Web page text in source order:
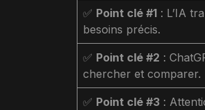
✅ Point clé #1 : L’IA
besoins précis.
✅ Point clé #2 :
chercher et comparer.
✅ Point clé #3 :